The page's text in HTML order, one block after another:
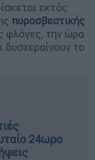
εκτός
πυροσβεστικής
φλόγες, την ώρα
δυσχεραίνουν το
24ωρο